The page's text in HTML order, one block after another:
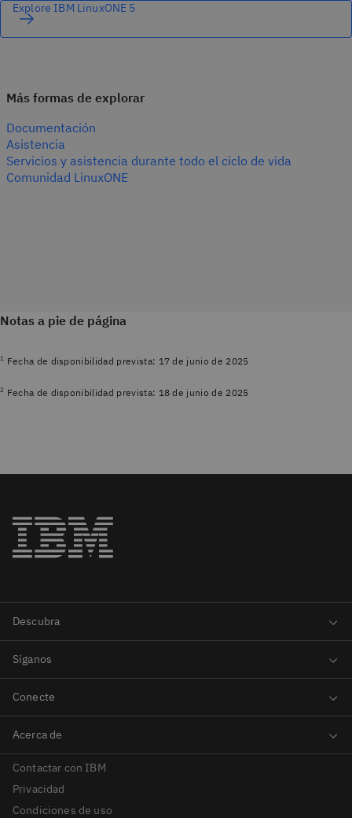
Explore IBM LinuxONE 5
Más formas de explorar
Documentación
Asistencia
Servicios y asistencia durante todo el ciclo de vida
Comunidad LinuxONE
Notas a pie de página
1 Fecha de disponibilidad prevista: 17 de junio de 2025
2 Fecha de disponibilidad prevista: 18 de junio de 2025
Contactar con IBM
Privacidad
Condiciones de uso